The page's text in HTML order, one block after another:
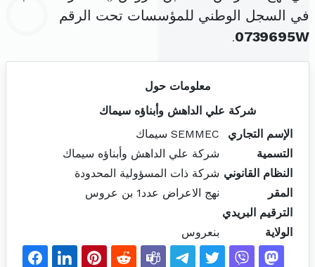
في السجل الوطني للمؤسسات تحت الرقم
0739695W
.
معلومات حول
شركة علي الداهش وأبناؤه سيماك
الإسم التجاري
SEMMEC سيماك
التسمية
شركة علي الداهش وأبناؤه سيماك
النظام القانوني شركة ذات المسؤولية المحدودة
المقر
نهج الاعراض عدد1 بن عروس
الترقيم البريدي
الولاية
بنعروس